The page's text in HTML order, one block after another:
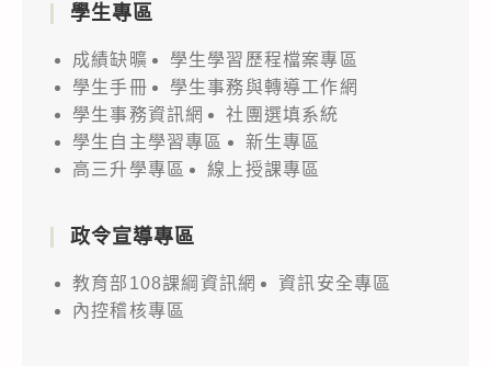
學生專區
成績缺曠
學生學習歷程檔案專區
學生手冊
學生事務與轉導工作網
學生事務資訊網
社團選填系統
學生自主學習專區
新生專區
高三升學專區
線上授課專區
政令宣導專區
教育部108課綱資訊網
資訊安全專區
內控稽核專區